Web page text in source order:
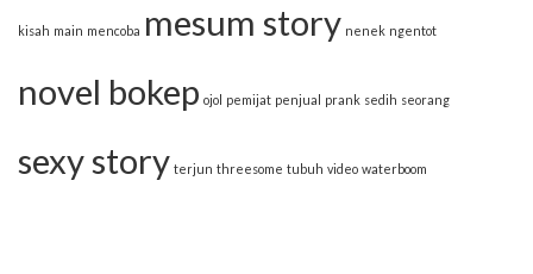
kisah main mencoba mesum story nenek ngentot
novel bokep ojol pemijat penjual prank sedih seorang
sexy story terjun threesome tubuh video waterboom